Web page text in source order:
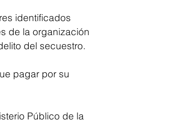
identificados
de la organización
del secuestro.
pagar por su
Público de la